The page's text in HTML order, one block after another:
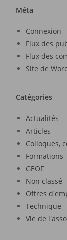
Méta
Connexion
Flux des
Flux des
Site de
Catégories
Actualités
Articles
Colloques,
Formations
GEOF
Non classé
Offres
Technique
Vie de